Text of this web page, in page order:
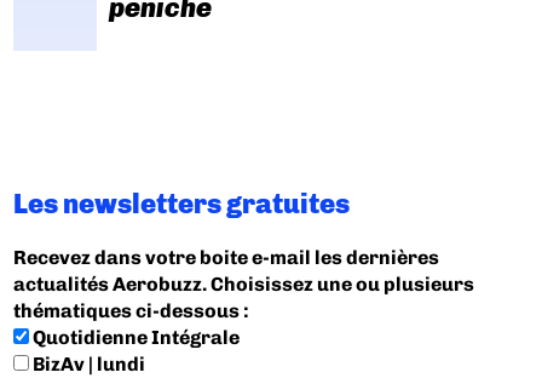
péniche
Les newsletters gratuites
Recevez dans votre boite e-mail les dernières
actualités Aerobuzz. Choisissez une ou plusieurs
thématiques ci-dessous :
Quotidienne Intégrale
BizAv | lundi